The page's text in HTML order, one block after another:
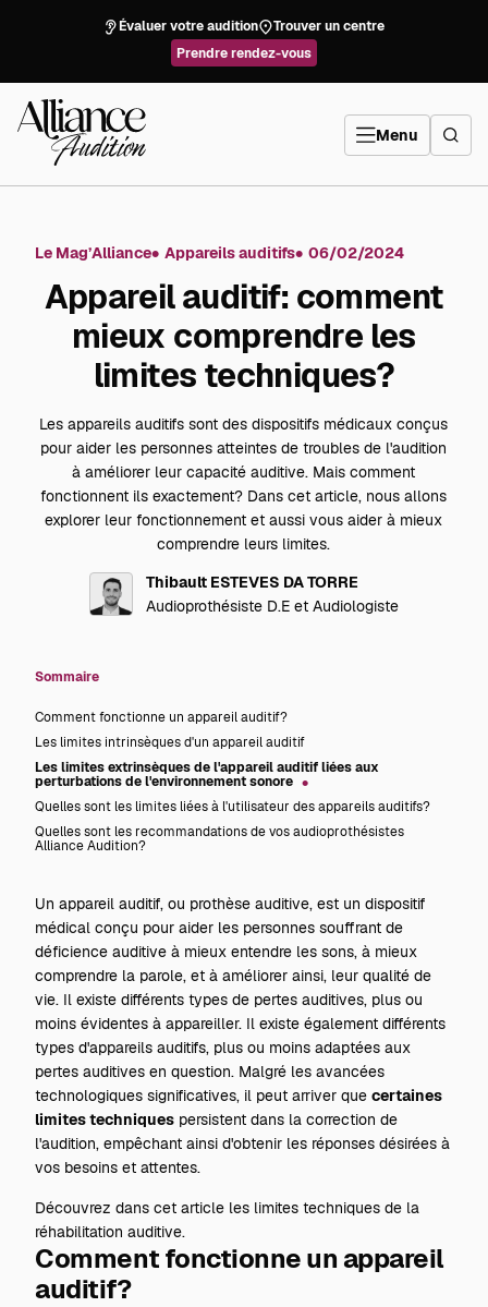
Évaluer votre audition
Trouver un centre
Prendre rendez-vous
Menu
Le Mag’Alliance Appareils auditifs 06/02/2024
Appareil auditif: comment
mieux comprendre les
limites techniques?
Les appareils auditifs sont des dispositifs médicaux conçus
pour aider les personnes atteintes de troubles de l'audition
à améliorer leur capacité auditive. Mais comment
fonctionnent ils exactement? Dans cet article, nous allons
explorer leur fonctionnement et aussi vous aider à mieux
comprendre leurs limites.
Thibault ESTEVES DA TORRE
Audioprothésiste D.E et Audiologiste
Sommaire
Comment fonctionne un appareil auditif?
Les limites intrinsèques d'un appareil auditif
Les limites extrinsèques de l'appareil auditif liées aux
perturbations de l'environnement sonore
Quelles sont les limites liées à l'utilisateur des appareils auditifs?
Quelles sont les recommandations de vos audioprothésistes
Alliance Audition?
Unappareil auditif, ou prothèse auditive, est un dispositif
médical conçu pour aider les personnes souffrant de
déficience auditive à mieux entendre les sons, à mieux
comprendre la parole, et à améliorer ainsi, leur qualité de
vie. Il existe différents types de pertes auditives, plus ou
moins évidentes à appareiller. Il existe également différents
types d'appareils auditifs, plus ou moins adaptées aux
pertes auditives en question. Malgré les avancées
technologiques significatives, il peut arriver quecertaines
limites techniques persistent dans la correction de
l'audition, empêchant ainsi d'obtenir les réponses désirées à
vos besoins et attentes.
Découvrez dans cet article les limites techniques de la
réhabilitation auditive.
Comment fonctionne un appareil
auditif?